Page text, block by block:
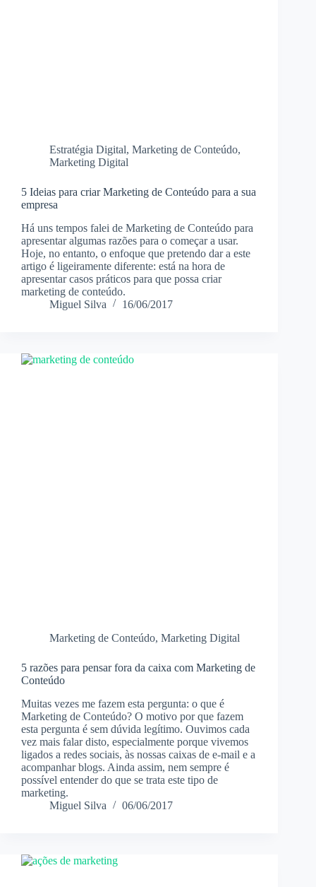
Estratégia Digital, Marketing de Conteúdo,
Marketing Digital
5 Ideias para criar Marketing de Conteúdo para a sua
empresa
Há uns tempos falei de Marketing de Conteúdo para
apresentar algumas razões para o começar a usar.
Hoje, no entanto, o enfoque que pretendo dar a este
artigo é ligeiramente diferente: está na hora de
apresentar casos práticos para que possa criar
marketing de conteúdo.
Miguel Silva
16/06/2017
Marketing de Conteúdo, Marketing Digital
5 razões para pensar fora da caixa com Marketing de
Conteúdo
Muitas vezes me fazem esta pergunta: o que é
Marketing de Conteúdo? O motivo por que fazem
esta pergunta é sem dúvida legítimo. Ouvimos cada
vez mais falar disto, especialmente porque vivemos
ligados a redes sociais, às nossas caixas de e-mail e a
acompanhar blogs. Ainda assim, nem sempre é
possível entender do que se trata este tipo de
marketing.
Miguel Silva
06/06/2017